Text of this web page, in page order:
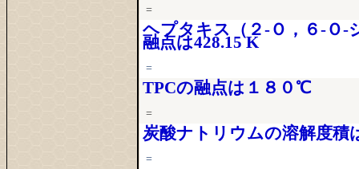
=
ヘプタキス（２‐Ｏ，６‐Ｏ
融点は428.15 K
=
TPCの融点は１８０℃
=
炭酸ナトリウムの溶解度積
=